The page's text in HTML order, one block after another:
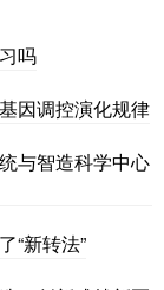
吗
因调控演化规律
与智造科学中心
“新转法”